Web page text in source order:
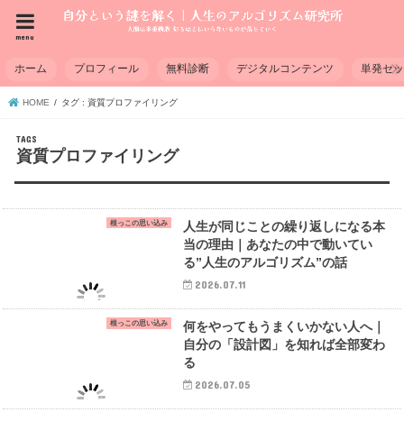
menu
ホーム プロフィール 無料診断 デジタルコンテンツ 単発セ
HOME タグ : 資質プロファイリング
資質プロファイリング
根っこの思い込み
人生が同じことの繰り返しになる本
当の理由｜あなたの中で動いてい
る”人生のアルゴリズム”の話
2026.07.11
根っこの思い込み
何をやってもうまくいかない人へ｜
自分の「設計図」を知れば全部変わ
る
2026.07.05